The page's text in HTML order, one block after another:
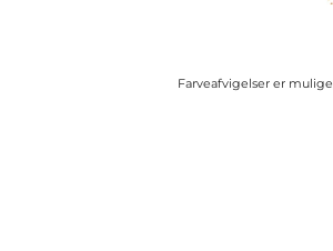
Farveafvigelser er